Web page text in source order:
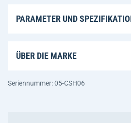
PARAMETER UND
ÜBER DIE MARKE
Seriennummer: 05-CSH06